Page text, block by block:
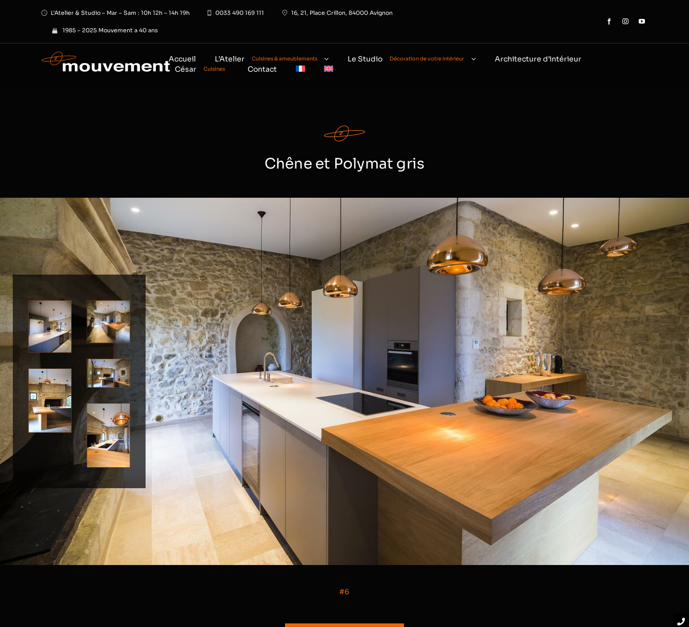
L’Atelier & Studio – Mar – Sam : 10h 12h – 14h 19h 0033 490 169 111 16, 21, Place Crillon, 84000 Avignon
1985 – 2025 Mouvement a 40 ans
Accueil L’Atelier Cuisines & ameublements Le Studio Décoration de votre intérieur
Architecture d’intérieur
César
Cuisines Contact
Chêne et Polymat gris
#6